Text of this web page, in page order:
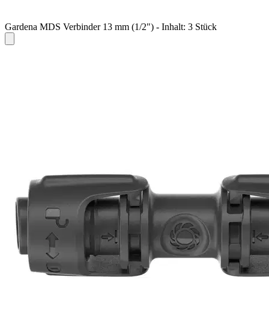
Gardena MDS Verbinder 13 mm (1/2") - Inhalt: 3 Stück